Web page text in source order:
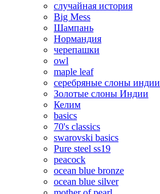
случайная история
Big Mess
Шампань
Нормандия
черепашки
owl
maple leaf
серебряные слоны индии
Золотые слоны Индии
Келим
basics
70's classics
swarovski basics
Pure steel ss19
peacock
ocean blue bronze
ocean blue silver